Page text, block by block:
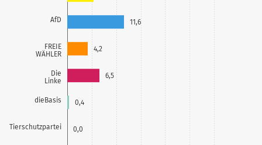
AfD
FREIE
WÄHLER
Die
Linke
dieBasis
Tierschutzpartei
11,6
4,2
6,5
0,4
0,0